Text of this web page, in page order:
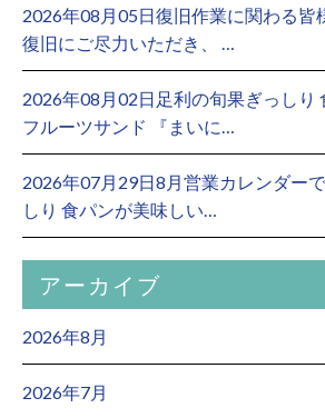
2026年08月05日復旧作業に関わる皆
復旧にご尽力いただき、 …
2026年08月02日足利の旬果ぎっしり
フルーツサンド 『まいに…
2026年07月29日8月営業カレンダー
しり 食パンが美味しい…
アーカイブ
2026年8月
2026年7月